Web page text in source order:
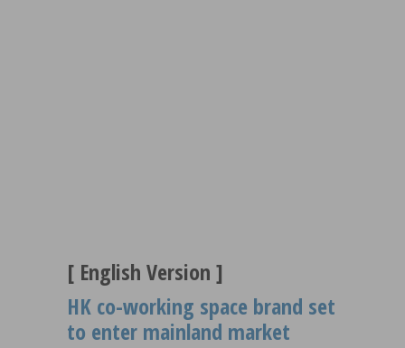
[ English Version ]
HK co-working space brand set
to enter mainland market